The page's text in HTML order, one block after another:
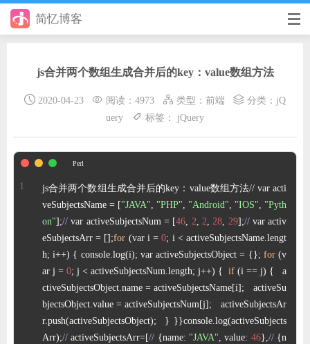
简忆博客
手册
日记
优秀个人博客
ChatGPT
js合并两个数组生成合并后的key：value数组方法
2020-04-23 阅读：4973 类型： 前端 分类： jQ
uery
标签： jQuery
js合并两个数组生成合并后的key：value数组方法// var acti
veSubjectsName = ["JAVA", "PHP", "Android", "IOS", "Pyth
on"];// var activeSubjectsNum = [46, 2, 2, 28, 29];// var activ
eSubjectsArr = [];for (var i = 0; i < activeSubjectsName.lengt
h; i++) { console.log(i); var activeSubjectsObject = {}; for (v
ar j = 0; j < activeSubjectsNum.length; j++) { if (i == j) {   a
ctiveSubjectsObject.name = activeSubjectsName[i];   activeSu
bjectsObject.value = activeSubjectsNum[j];   activeSubjectsAr
r.push(activeSubjectsObject);  } }}console.log(activeSubjects
Arr);// activeSubjectsArr=[// {name: "JAVA", value: 46},// {n